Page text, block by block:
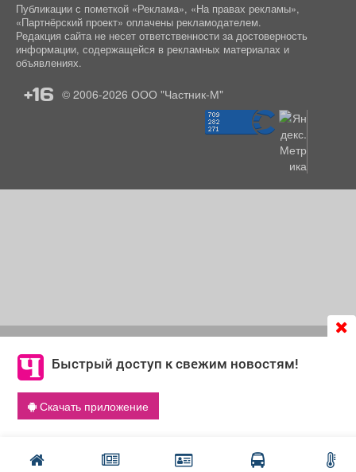
Быстрый доступ к свежим новостям!
Скачать приложение
согласие на обработку файлов cookie, которые
обеспечивают корректную работу сайта и сбора
информации для улучшения качества сервисов.
Что такое cookie
Публикации с пометкой «Реклама», «На правах рекламы»,
«Партнёрский проект» оплачены рекламодателем.
Редакция сайта не несет ответственности за достоверность
информации, содержащейся в рекламных материалах и
объявлениях.
+16 © 2006-2026 ООО "Частник-М"